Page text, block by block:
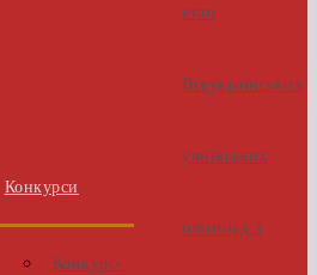
Конкурси
Конкурс-
етап
Всеукраїнських
учнівських
олімпіад з